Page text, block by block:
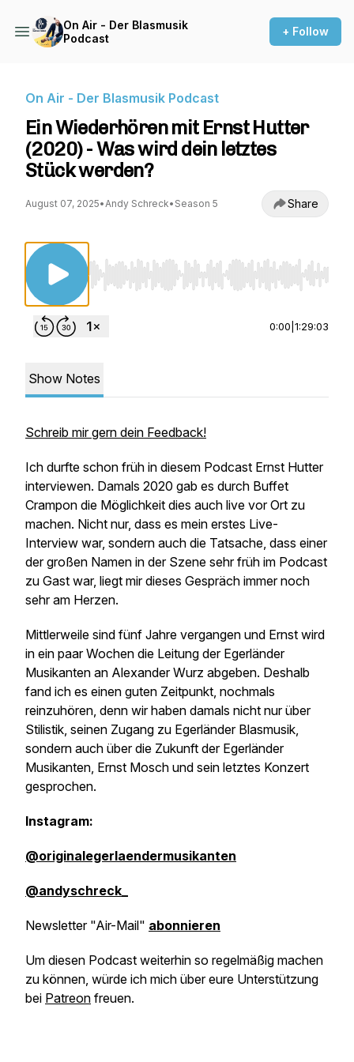
On Air - Der Blasmusik
Podcast
+ Follow
On Air - Der Blasmusik Podcast
Ein Wiederhören mit Ernst Hutter
(2020) - Was wird dein letztes
Stück werden?
August 07, 2025•Andy Schreck• Season 5 Share
Use Left/Right to seek, Home/End to jump
0:00 1:29:03
Show Notes
Schreib mir gern dein Feedback!
Ich durfte schon früh in diesem Podcast Ernst Hutter
interviewen. Damals 2020 gab es durch Buffet
Crampon die Möglichkeit dies auch live vor Ort zu
machen. Nicht nur, dass es mein erstes Live-
Interview war, sondern auch die Tatsache, dass einer
der großen Namen in der Szene sehr früh im Podcast
zu Gast war, liegt mir dieses Gespräch immer noch
sehr am Herzen.
Mittlerweile sind fünf Jahre vergangen und Ernst wird
in ein paar Wochen die Leitung der Egerländer
Musikanten an Alexander Wurz abgeben. Deshalb
fand ich es einen guten Zeitpunkt, nochmals
reinzuhören, denn wir haben damals nicht nur über
Stilistik, seinen Zugang zu Egerländer Blasmusik,
sondern auch über die Zukunft der Egerländer
Musikanten, Ernst Mosch und sein letztes Konzert
gesprochen.
Instagram:
@originalegerlaendermusikanten
@andyschreck_
Newsletter "Air-Mail" abonnieren
Um diesen Podcast weiterhin so regelmäßig machen
zu können, würde ich mich über eure Unterstützung
bei Patreon freuen.